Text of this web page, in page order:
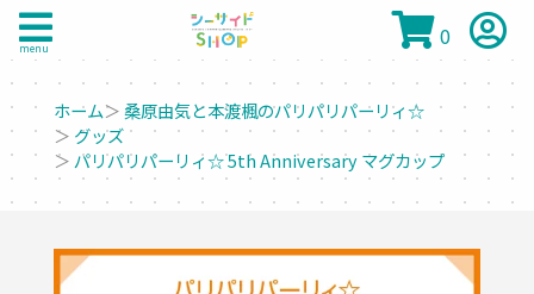
menu 0
ホーム＞桑原由気と本渡楓のパリパリパーリィ☆
＞ グッズ
＞ パリパリパーリィ☆ 5th Anniversary マグカップ